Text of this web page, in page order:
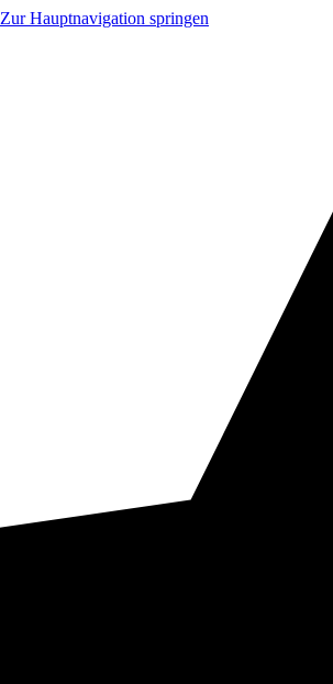
Zur Hauptnavigation springen